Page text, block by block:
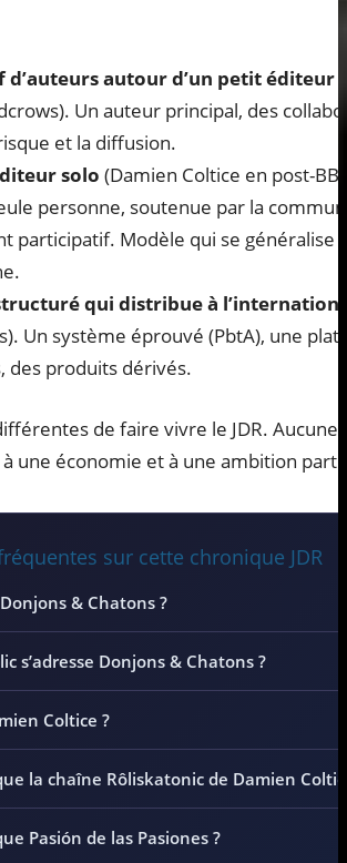
d’auteurs autour d’un petit éditeur
Un auteur principal, des
et la diffusion.
solo (Damien Coltice en post-
personne, soutenue par la
participatif. Modèle qui se généralise
qui distribue à
Un système éprouvé (PbtA), une
des produits dérivés.
de faire vivre le JDR. Aucune
une économie et à une ambition
sur cette chronique JDR
& Chatons ?
s’adresse Donjons & Chatons ?
Coltice ?
la chaîne Rôliskatonic de Damien
Pasión de las Pasiones ?